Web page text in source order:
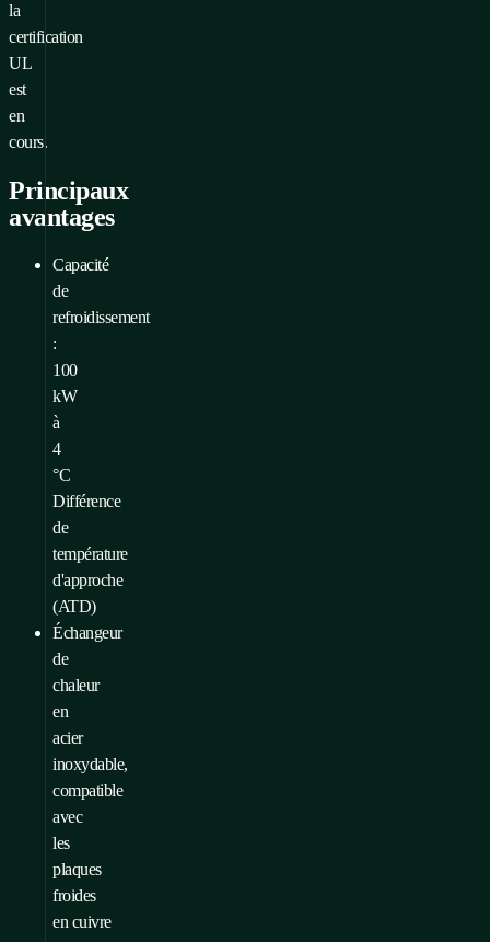
la
certification
UL
est
en
cours.
Principaux
avantages
Capacité
de
refroidissement
:
100
kW
à
4
°C
Différence
de
température
d'approche
(ATD)
Échangeur
de
chaleur
en
acier
inoxydable,
compatible
avec
les
plaques
froides
en cuivre